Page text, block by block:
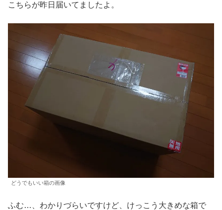
こちらが昨日届いてましたよ。
どうでもいい箱の画像
ふむ…、わかりづらいですけど、けっこう大きめな箱で